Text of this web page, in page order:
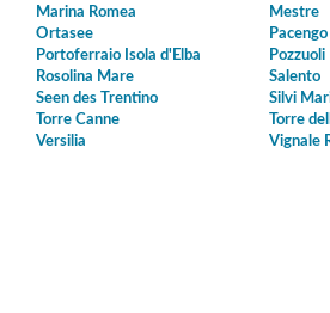
Marina Romea
Mestre
Ortasee
Pacengo
Portoferraio Isola d'Elba
Pozzuoli
Rosolina Mare
Salento
Seen des Trentino
Silvi
Torre Canne
Torre
Versilia
Vignale